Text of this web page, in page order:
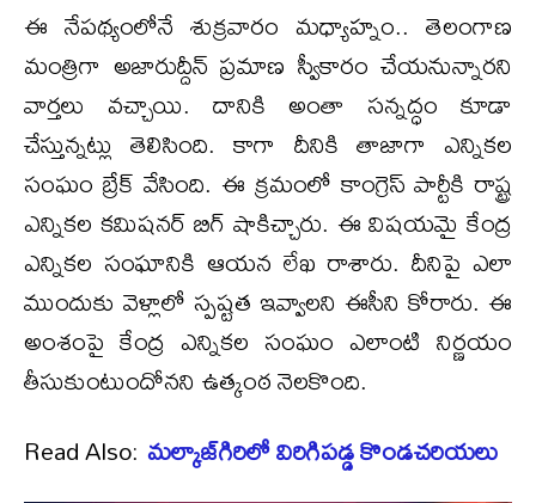
ఈ నేపథ్యంలోనే శుక్రవారం మధ్యాహ్నం.. తెలంగాణ
మంత్రిగా అజారుద్దీన్ ప్రమాణ స్వీకారం చేయనున్నారని
వార్తలు వచ్చాయి. దానికి అంతా సన్నద్ధం కూడా
చేస్తున్నట్లు తెలిసింది. కాగా దీనికి తాజాగా ఎన్నికల
సంఘం బ్రేక్ వేసింది. ఈ క్రమంలో కాంగ్రెస్ పార్టీకి రాష్ట్ర
ఎన్నికల కమిషనర్ బిగ్ షాకిచ్చారు. ఈ విషయమై కేంద్ర
ఎన్నికల సంఘానికి ఆయన లేఖ రాశారు. దీనిపై ఎలా
ముందుకు వెళ్లాలో స్పష్టత ఇవ్వాలని ఈసీని కోరారు. ఈ
అంశంపై కేంద్ర ఎన్నికల సంఘం ఎలాంటి నిర్ణయం
తీసుకుంటుందోనని ఉత్కంఠ నెలకొంది.
Read Also: మల్కాజ్‌గిరిలో విరిగిపడ్డ కొండచరియలు